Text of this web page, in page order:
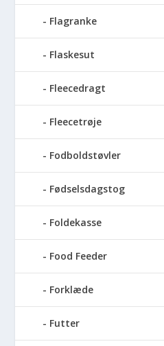
Flagranke
Flaskesut
Fleecedragt
Fleecetrøje
Fodboldstøvler
Fødselsdagstog
Foldekasse
Food Feeder
Forklæde
Futter